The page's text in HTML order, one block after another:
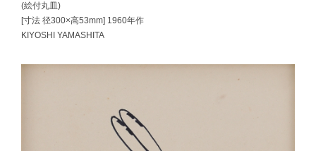
(絵付丸皿)
[寸法 径300×高53mm] 1960年作
KIYOSHI YAMASHITA